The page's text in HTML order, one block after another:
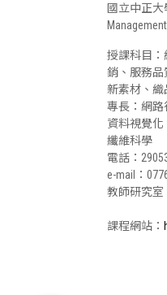
國立中正大
授課科目：
銷、服務品
新素材、織
專長：網路
資料視覺
纖維科學
電話：
e-mail：
教師研究室
課程網站：